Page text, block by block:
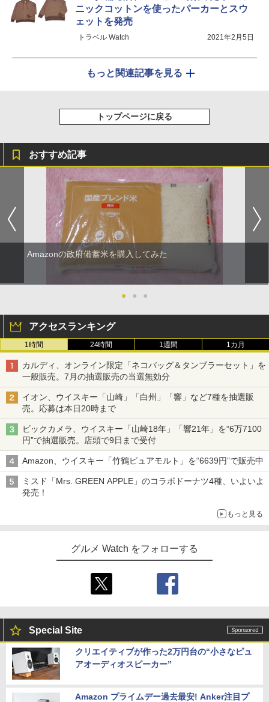
ニックコットンを使ったパーカーとスウ
ェットを発売
トラベル Watch 2021年2月5日
もっと関連記事を見る
トップページに戻る
おすすめ記事
Amazonの政府備蓄米を購入してみた
● ● ●
アクセスランキング
1時間 24時間 1週間 1カ月
カルディ、オンライン限定「ネコバッグ＆タンブラーセット」を
一般販売。7月の抽選販売の当選無効分
イオン、ウイスキー「山崎」「白州」「響」など7種を抽選販
売。応募は本日20時まで
ビックカメラ、ウイスキー「山崎18年」「響21年」を“6万7100
円”で抽選販売。店頭で9日まで受付
Amazon、ウイスキー「竹鶴ピュアモルト」を“6639円”で販売中
ミスド「Mrs. GREEN APPLE」のコラボドーナツ4種、いよいよ
発売！
もっと見る
グルメ Watch をフォローする
Special Site
クリエイティブが作った2万円台の“小さなピュ
アオーディオスピーカー”
Amazon プライムデー過去最安! Anker注目プ